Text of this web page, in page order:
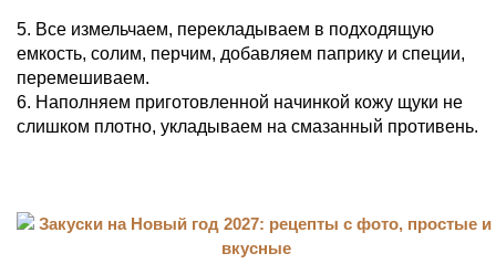
5. Все измельчаем, перекладываем в подходящую
емкость, солим, перчим, добавляем паприку и специи,
перемешиваем.
6. Наполняем приготовленной начинкой кожу щуки не
слишком плотно, укладываем на смазанный противень.